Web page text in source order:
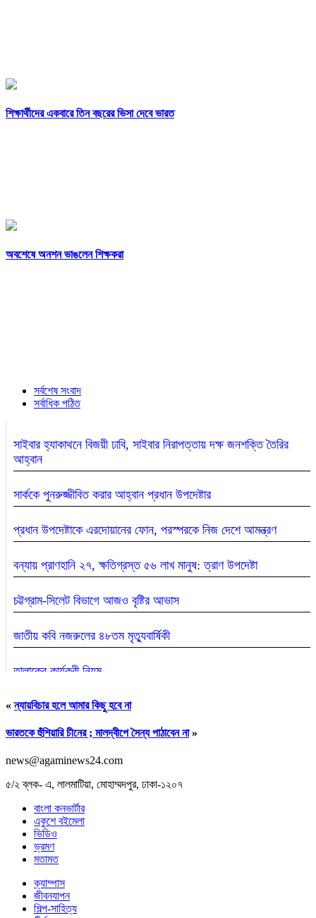
শিক্ষার্থীদের একবারে তিন বছরের ভিসা দেবে ভারত
অবশেষে অনশন ভাঙলেন শিক্ষকরা
সর্বশেষ সংবাদ
সর্বাধিক পঠিত
সাইবার হ্যাকাথনে বিজয়ী ঢাবি, সাইবার নিরাপত্তায় দক্ষ জনশক্তি তৈরির
আহ্বান
সার্ককে পুনরুজ্জীবিত করার আহ্বান প্রধান উপদেষ্টার
প্রধান উপদেষ্টাকে এরদোয়ানের ফোন, পরস্পরকে নিজ দেশে আমন্ত্রণ
বন্যায় প্রাণহানি ২৭, ক্ষতিগ্রস্ত ৫৬ লাখ মানুষ: ত্রাণ উপদেষ্টা
চট্টগ্রাম-সিলেট বিভাগে আজও বৃষ্টির আভাস
জাতীয় কবি নজরুলের ৪৮তম মৃত্যুবার্ষিকী
তালাকের কার্যকরী নিয়ম
«ন্যায়বিচার হলে আমার কিছু হবে না
ভারতকে হুঁশিয়ারি চীনের ; মালদ্বীপে সৈন্য পাঠাবেন না»
news@agaminews24.com
৫/২ ব্লক- এ, লালমাটিয়া, মোহাম্মদপুর, ঢাকা-১২০৭
বাংলা কনভার্টার
একুশে বইমেলা
ভিডিও
ভ্রমণ
মতামত
ক্যাম্পাস
জীবনযাপন
শিল্প-সাহিত্য